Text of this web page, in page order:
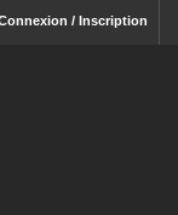
/ Inscription